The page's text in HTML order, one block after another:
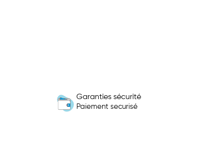
Garanties sécurité
Paiement securisé